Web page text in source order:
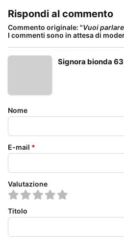
Rispondi al commento
Commento originale: "Vuoi
I commenti sono in attesa di
Signora bionda
Nome
E-mail *
Valutazione
Titolo